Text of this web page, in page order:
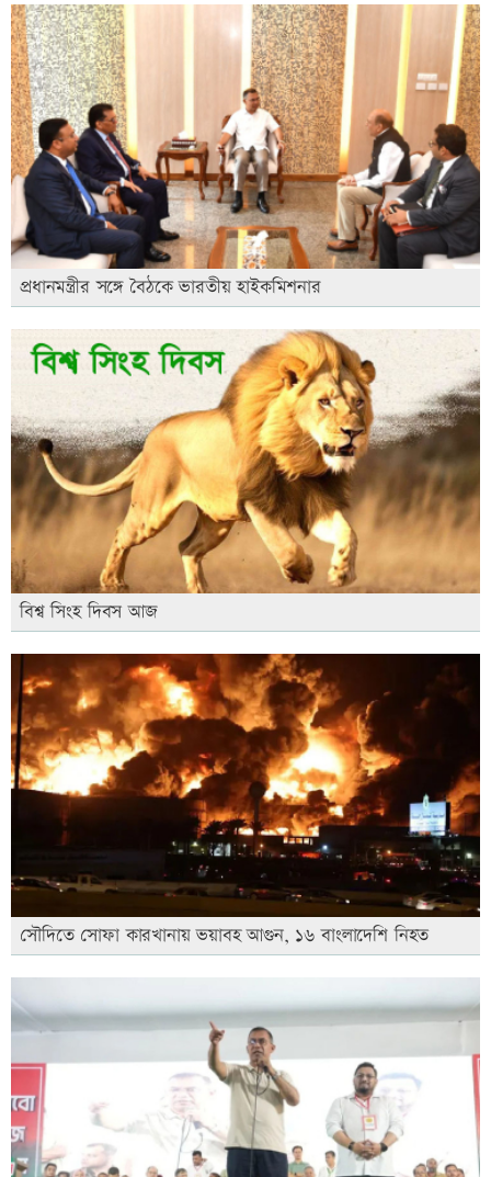
প্রধানমন্ত্রীর সঙ্গে বৈঠকে ভারতীয় হাইকমিশনার
বিশ্ব সিংহ দিবস আজ
সৌদিতে সোফা কারখানায় ভয়াবহ আগুন, ১৬ বাংলাদেশি নিহত